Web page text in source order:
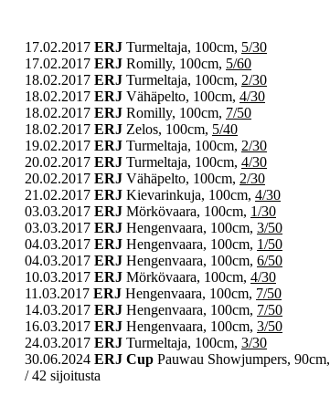
17.02.2017 ERJ Turmeltaja, 100cm, 5/30
17.02.2017 ERJ Romilly, 100cm, 5/60
18.02.2017 ERJ Turmeltaja, 100cm, 2/30
18.02.2017 ERJ Vähäpelto, 100cm, 4/30
18.02.2017 ERJ Romilly, 100cm, 7/50
18.02.2017 ERJ Zelos, 100cm, 5/40
19.02.2017 ERJ Turmeltaja, 100cm, 2/30
20.02.2017 ERJ Turmeltaja, 100cm, 4/30
20.02.2017 ERJ Vähäpelto, 100cm, 2/30
21.02.2017 ERJ Kievarinkuja, 100cm, 4/30
03.03.2017 ERJ Mörkövaara, 100cm, 1/30
03.03.2017 ERJ Hengenvaara, 100cm, 3/50
04.03.2017 ERJ Hengenvaara, 100cm, 1/50
04.03.2017 ERJ Hengenvaara, 100cm, 6/50
10.03.2017 ERJ Mörkövaara, 100cm, 4/30
11.03.2017 ERJ Hengenvaara, 100cm, 7/50
14.03.2017 ERJ Hengenvaara, 100cm, 7/50
16.03.2017 ERJ Hengenvaara, 100cm, 3/50
24.03.2017 ERJ Turmeltaja, 100cm, 3/30
30.06.2024 ERJ Cup Pauwau Showjumpers, 90cm,
/ 42 sijoitusta